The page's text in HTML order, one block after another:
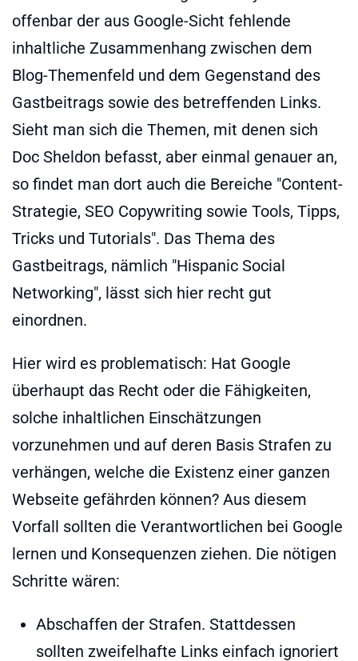
offenbar der aus Google-Sicht fehlende
inhaltliche Zusammenhang zwischen dem
Blog-Themenfeld und dem Gegenstand des
Gastbeitrags sowie des betreffenden Links.
Sieht man sich die Themen, mit denen sich
Doc Sheldon befasst, aber einmal genauer an,
so findet man dort auch die Bereiche "Content-
Strategie, SEO Copywriting sowie Tools, Tipps,
Tricks und Tutorials". Das Thema des
Gastbeitrags, nämlich "Hispanic Social
Networking", lässt sich hier recht gut
einordnen.
Hier wird es problematisch: Hat Google
überhaupt das Recht oder die Fähigkeiten,
solche inhaltlichen Einschätzungen
vorzunehmen und auf deren Basis Strafen zu
verhängen, welche die Existenz einer ganzen
Webseite gefährden können? Aus diesem
Vorfall sollten die Verantwortlichen bei Google
lernen und Konsequenzen ziehen. Die nötigen
Schritte wären:
Abschaffen der Strafen. Stattdessen
sollten zweifelhafte Links einfach ignoriert